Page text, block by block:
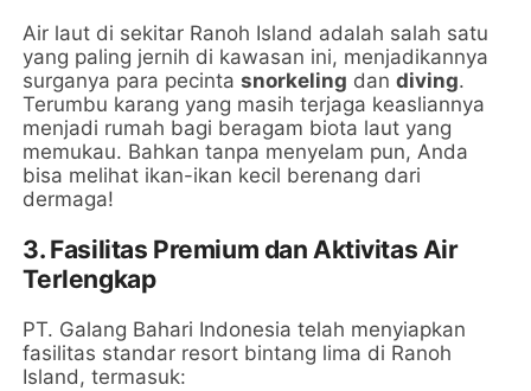
Air laut di sekitar Ranoh Island adalah salah satu
yang paling jernih di kawasan ini, menjadikannya
surganya para pecintasnorkeling dandiving.
Terumbu karang yang masih terjaga keasliannya
menjadi rumah bagi beragam biota laut yang
memukau. Bahkan tanpa menyelam pun, Anda
bisa melihat ikan-ikan kecil berenang dari
dermaga!
3. Fasilitas Premium dan Aktivitas Air
Terlengkap
PT. Galang Bahari Indonesia telah menyiapkan
fasilitas standar resort bintang lima di Ranoh
Island, termasuk: